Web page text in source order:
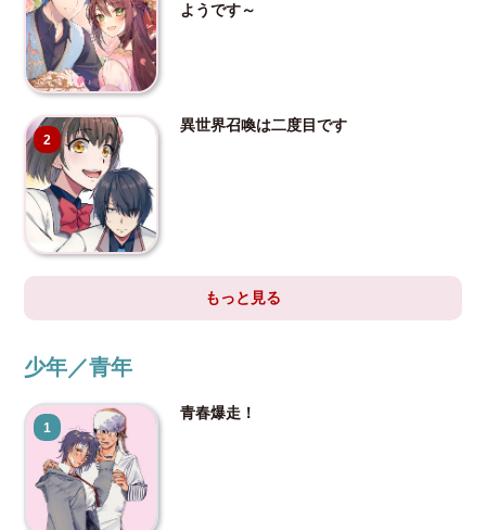
ようです～
2
異世界召喚は二度目です
もっと見る
少年／青年
1
青春爆走！